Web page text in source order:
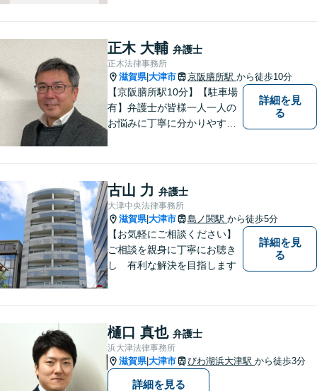
ます。お気軽にご相談くださ
い【隣接駐車場あり】
正木 大輔 弁護士
正木法律事務所
滋賀県|大津市 京阪膳所駅 から徒歩10分
【京阪膳所駅10分】【駐車場
有】弁護士が皆様一人一人の
お悩みに丁寧に分かりやすく
進できることがございます。
どうぞ当事務所にご相談くだ
さい。
詳細を見
る
古山 力 弁護士
大津中央法律事務所
滋賀県|大津市 島ノ関駅 から徒歩5分
【お気軽にご相談ください】
ご相談を親身に丁寧にお聴き
し 有利な解決を目指します
詳細を見
る
樋口 真也 弁護士
浜大津法律事務所
滋賀県|大津市 びわ湖浜大津駅 から徒歩3分
詳細を見る